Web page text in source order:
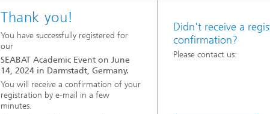
Thank you!
You have successfully registered for
our
SEABAT Academic Event on June
14, 2024 in Darmstadt, Germany.
You will receive a confirmation of your
registration by e-mail in a few
minutes.
Didn't receive a
confirmation?
Please contact us: